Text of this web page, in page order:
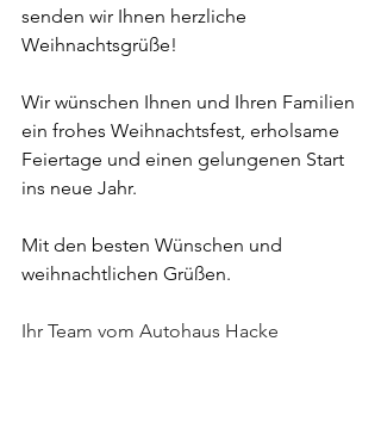
senden wir Ihnen herzliche
Weihnachtsgrüße!
Wir wünschen Ihnen und Ihren Familien
ein frohes Weihnachtsfest, erholsame
Feiertage und einen gelungenen Start
ins neue Jahr.
Mit den besten Wünschen und
weihnachtlichen Grüßen.
Ihr Team vom Autohaus Hacke